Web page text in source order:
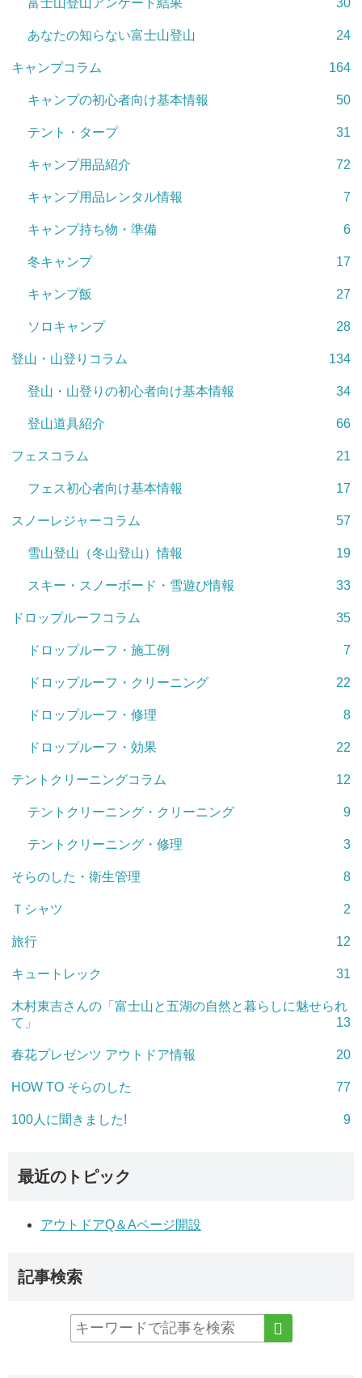
富士山登山アンケート結果 30
あなたの知らない富士山登山 24
キャンプコラム 164
キャンプの初心者向け基本情報 50
テント・タープ 31
キャンプ用品紹介 72
キャンプ用品レンタル情報 7
キャンプ持ち物・準備 6
冬キャンプ 17
キャンプ飯 27
ソロキャンプ 28
登山・山登りコラム 134
登山・山登りの初心者向け基本情報 34
登山道具紹介 66
フェスコラム 21
フェス初心者向け基本情報 17
スノーレジャーコラム 57
雪山登山（冬山登山）情報 19
スキー・スノーボード・雪遊び情報 33
ドロップルーフコラム 35
ドロップルーフ・施工例 7
ドロップルーフ・クリーニング 22
ドロップルーフ・修理 8
ドロップルーフ・効果 22
テントクリーニングコラム 12
テントクリーニング・クリーニング 9
テントクリーニング・修理 3
そらのした・衛生管理 8
Ｔシャツ 2
旅行 12
キュートレック 31
木村東吉さんの「富士山と五湖の自然と暮らしに魅せられ
て」
13
春花プレゼンツ アウトドア情報 20
HOW TO そらのした 77
100人に聞きました! 9
最近のトピック
アウトドアQ＆Aページ開設
記事検索